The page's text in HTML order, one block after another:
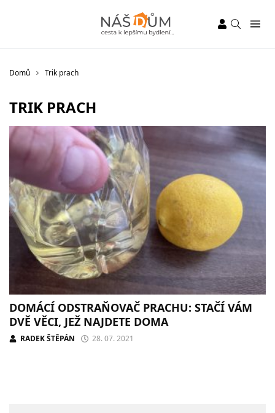
Domů Trik prach
TRIK PRACH
DOMÁCÍ ODSTRAŇOVAČ PRACHU: STAČÍ VÁM
DVĚ VĚCI, JEŽ NAJDETE DOMA
RADEK ŠTĚPÁN 28. 07. 2021